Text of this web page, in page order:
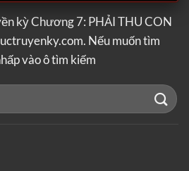
kỳ Chương 7: PHẢI THU CON
Nếu muốn tìm
vào ô tìm kiếm